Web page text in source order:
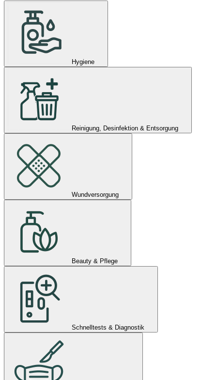
Hygiene
Reinigung, Desinfektion & Entsorgung
Wundversorgung
Beauty & Pflege
Schnelltests & Diagnostik